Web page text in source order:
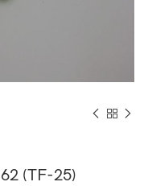
(TF-25)